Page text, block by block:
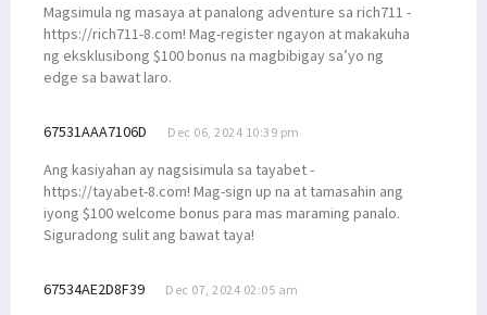
Magsimula ng masaya at panalong adventure sa rich711 -
https://rich711-8.com! Mag-register ngayon at makakuha
ng eksklusibong $100 bonus na magbibigay sa’yo ng
edge sa bawat laro.
67531AAA7106D Dec 06, 2024 10:39 pm
Ang kasiyahan ay nagsisimula sa tayabet -
https://tayabet-8.com! Mag-sign up na at tamasahin ang
iyong $100 welcome bonus para mas maraming panalo.
Siguradong sulit ang bawat taya!
67534AE2D8F39 Dec 07, 2024 02:05 am